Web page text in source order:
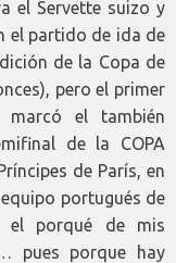
el Servette suizo y
el partido de ida de
de la Copa de
pero el primer
marcó el también
de la COPA
de París, en
portugués de
el porqué de mis
pues porque hay